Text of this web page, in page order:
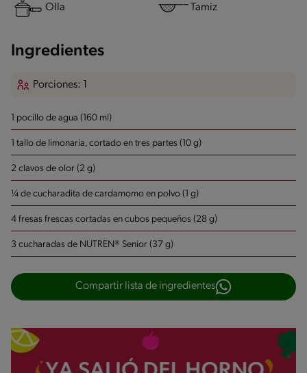
Olla Tamiz
Ingredientes
Porciones: 1
1 pocillo de agua (160 ml)
1 tallo de limonaria, cortado en tres partes (10 g)
2 clavos de olor (2 g)
¼ de cucharadita de cardamomo en polvo (1 g)
4 fresas frescas cortadas en cubos pequeños (28 g)
3 cucharadas de NUTREN® Senior (37 g)
Compartir lista de ingredientes